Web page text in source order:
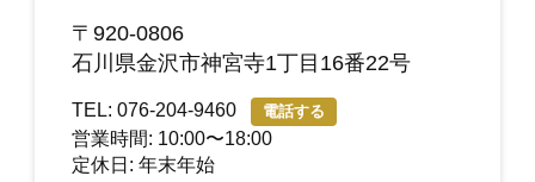
〒920-0806
石川県金沢市神宮寺1丁目16番22号
TEL: 076-204-9460 電話する
営業時間: 10:00〜18:00
定休日: 年末年始